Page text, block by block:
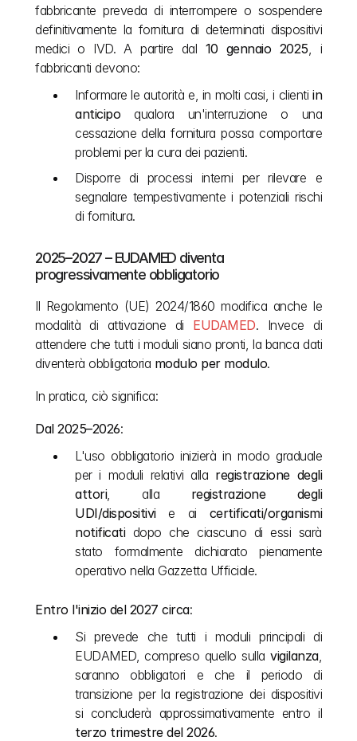
fabbricante preveda di interrompere o sospendere
definitivamente la fornitura di determinati dispositivi
medici o IVD. A partire dal 10 gennaio 2025, i
fabbricanti devono:
Informare le autorità e, in molti casi, i clienti in
anticipo qualora un'interruzione o una
cessazione della fornitura possa comportare
problemi per la cura dei pazienti.
Disporre di processi interni per rilevare e
segnalare tempestivamente i potenziali rischi
di fornitura.
2025–2027 – EUDAMED diventa
progressivamente obbligatorio
Il Regolamento (UE) 2024/1860 modifica anche le
modalità di attivazione di EUDAMED. Invece di
attendere che tutti i moduli siano pronti, la banca dati
diventerà obbligatoria modulo per modulo.
In pratica, ciò significa:
Dal 2025–2026:
L'uso obbligatorio inizierà in modo graduale
per i moduli relativi alla registrazione degli
attori, alla registrazione degli
UDI/dispositivi e ai certificati/organismi
notificati dopo che ciascuno di essi sarà
stato formalmente dichiarato pienamente
operativo nella Gazzetta Ufficiale.
Entro l'inizio del 2027 circa:
Si prevede che tutti i moduli principali di
EUDAMED, compreso quello sulla vigilanza,
saranno obbligatori e che il periodo di
transizione per la registrazione dei dispositivi
terzo trimestre del 2026.